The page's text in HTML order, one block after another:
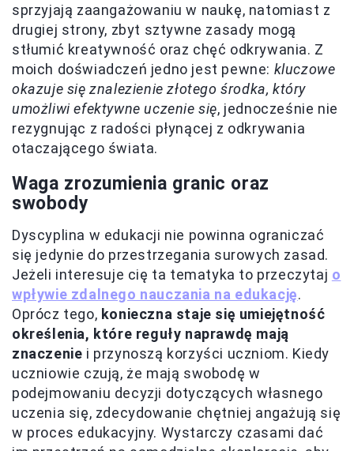
sprzyjają zaangażowaniu w naukę, natomiast z
drugiej strony, zbyt sztywne zasady mogą
stłumić kreatywność oraz chęć odkrywania. Z
moich doświadczeń jedno jest pewne: kluczowe
okazuje się znalezienie złotego środka, który
umożliwi efektywne uczenie się, jednocześnie nie
rezygnując z radości płynącej z odkrywania
otaczającego świata.
Waga zrozumienia granic oraz
swobody
Dyscyplina w edukacji nie powinna ograniczać
się jedynie do przestrzegania surowych zasad.
Jeżeli interesuje cię ta tematyka to przeczytaj o
wpływie zdalnego nauczania na edukację.
Oprócz tego, konieczna staje się umiejętność
określenia, które reguły naprawdę mają
znaczenie i przynoszą korzyści uczniom. Kiedy
uczniowie czują, że mają swobodę w
podejmowaniu decyzji dotyczących własnego
uczenia się, zdecydowanie chętniej angażują się
w proces edukacyjny. Wystarczy czasami dać